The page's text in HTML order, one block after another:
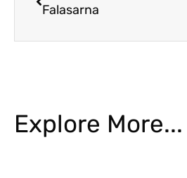
Falasarna
Explore More...